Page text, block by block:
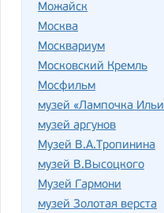
Можайск
Москва
Москвариум
Московский Кремль
Мосфильм
музей «Лампочка
музей аргунов
Музей В.А.Тропинина
музей В.Высоцкого
Музей Гармони
музей Золотая верста